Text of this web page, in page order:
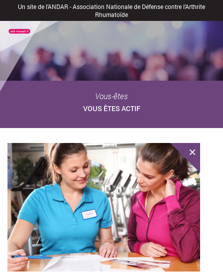
Un site de l’ANDAR - Association Nationale de Défense contre l’Arthrite
Rhumatoïde
Vous-êtes
VOUS ÊTES ACTIF
×